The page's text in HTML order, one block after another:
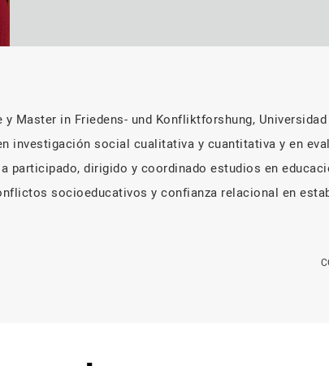
Master in Friedens- und Konfliktforshung,
investigación social cualitativa y cuantitativa y en
participado, dirigido y coordinado estudios en
socioeducativos y confianza relacional en